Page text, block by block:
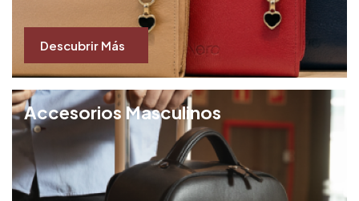
Descubrir Más
Accesorios Masculinos